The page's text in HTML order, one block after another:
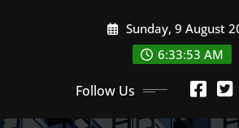
Sunday, 9 August
6:33:54 AM
Follow Us